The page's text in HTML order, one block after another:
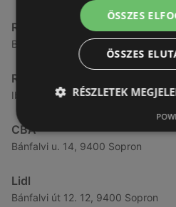
Reál
Besenyő u. 16., 9400 Sopron
Reál
Ibolya út 15., 9400 Sopron
CBA
Bánfalvi u. 14, 9400 Sopron
Lidl
Bánfalvi út 12. 12, 9400 Sopron
ÖSSZES
ÖSSZES
RÉSZLETEK